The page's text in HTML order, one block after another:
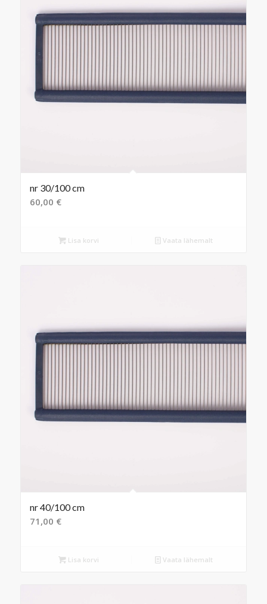
nr 30/100 cm
60,00 €
Lisa korvi Vaata lähemalt
nr 40/100 cm
71,00 €
Lisa korvi Vaata lähemalt